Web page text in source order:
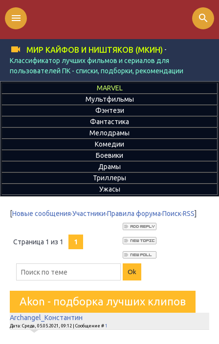
МИР КАЙФОВ И НИШТЯКОВ (МКИН) -
Классификатор лучших фильмов и сериалов для
пользователей ПК - списки, подборки, рекомендации
menu search
MARVEL
Мультфильмы
Фэнтези
Фантастика
Мелодрамы
Комедии
Боевики
Драмы
Триллеры
Ужасы
[Новые сообщения·Участники·Правила форума·Поиск·RSS]
Страница 1 из 1 1
Akon - подборка лучших клипов
Archangel_Константин
Дата: Среда, 05.05.2021, 09:12 | Сообщение # 1